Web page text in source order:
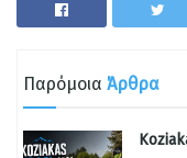
Παρόμοια Άρθρα